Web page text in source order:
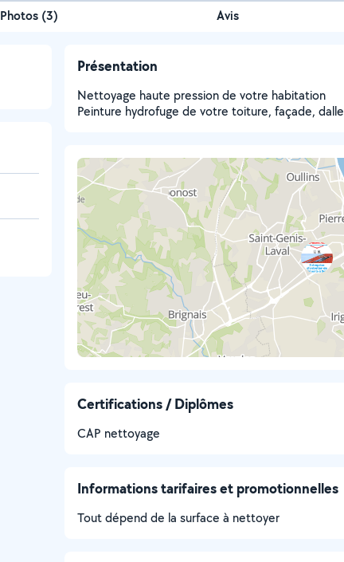
Photos (3) Avis
Présentation
Nettoyage haute pression de votre habitation
Peinture hydrofuge de votre toiture, façade, dalle
Certifications / Diplômes
CAP nettoyage
Informations tarifaires et promotionnelles
Tout dépend de la surface à nettoyer